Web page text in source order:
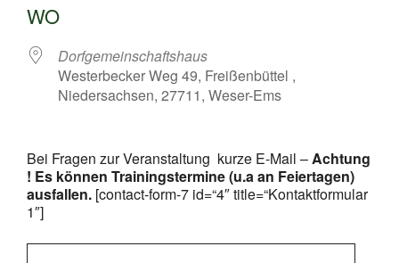
WO
Dorfgemeinschaftshaus
Westerbecker Weg 49, Freißenbüttel ,
Niedersachsen, 27711, Weser-Ems
Bei Fragen zur Veranstaltung kurze E-Mail – Achtung
! Es können Trainingstermine (u.a an Feiertagen)
ausfallen. [contact-form-7 id=“4″ title=“Kontaktformular
1″]